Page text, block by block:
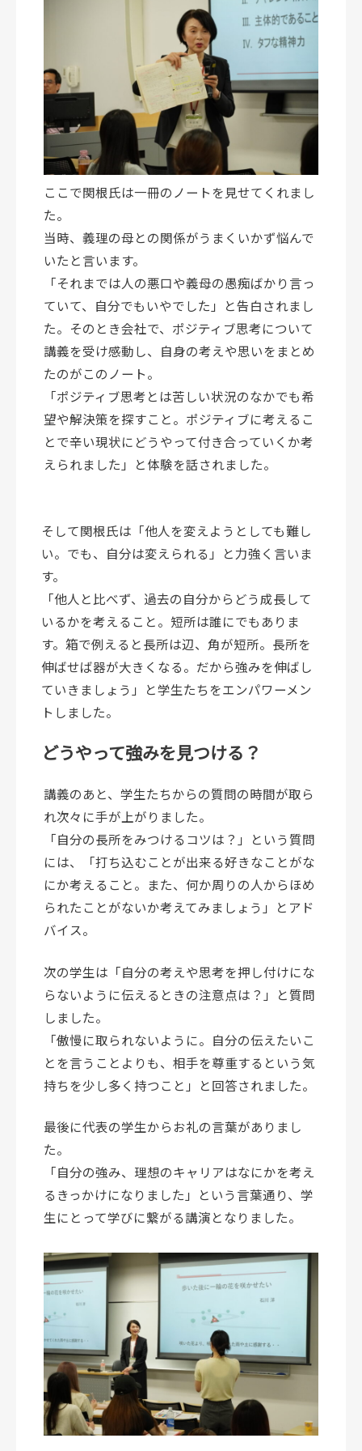
ここで関根氏は一冊のノートを見せてくれまし
た。
当時、義理の母との関係がうまくいかず悩んで
いたと言います。
「それまでは人の悪口や義母の愚痴ばかり言っ
ていて、自分でもいやでした」と告白されまし
た。そのとき会社で、ポジティブ思考について
講義を受け感動し、自身の考えや思いをまとめ
たのがこのノート。
「ポジティブ思考とは苦しい状況のなかでも希
望や解決策を探すこと。ポジティブに考えるこ
とで辛い現状にどうやって付き合っていくか考
えられました」と体験を話されました。
そして関根氏は「他人を変えようとしても難し
い。でも、自分は変えられる」と力強く言いま
す。
「他人と比べず、過去の自分からどう成長して
いるかを考えること。短所は誰にでもありま
す。箱で例えると長所は辺、角が短所。長所を
伸ばせば器が大きくなる。だから強みを伸ばし
ていきましょう」と学生たちをエンパワーメン
トしました。
どうやって強みを見つける？
講義のあと、学生たちからの質問の時間が取ら
れ次々に手が上がりました。
「自分の長所をみつけるコツは？」という質問
には、「打ち込むことが出来る好きなことがな
にか考えること。また、何か周りの人からほめ
られたことがないか考えてみましょう」とアド
バイス。
次の学生は「自分の考えや思考を押し付けにな
らないように伝えるときの注意点は？」と質問
しました。
「傲慢に取られないように。自分の伝えたいこ
とを言うことよりも、相手を尊重するという気
持ちを少し多く持つこと」と回答されました。
最後に代表の学生からお礼の言葉がありまし
た。
「自分の強み、理想のキャリアはなにかを考え
るきっかけになりました」という言葉通り、学
生にとって学びに繋がる講演となりました。